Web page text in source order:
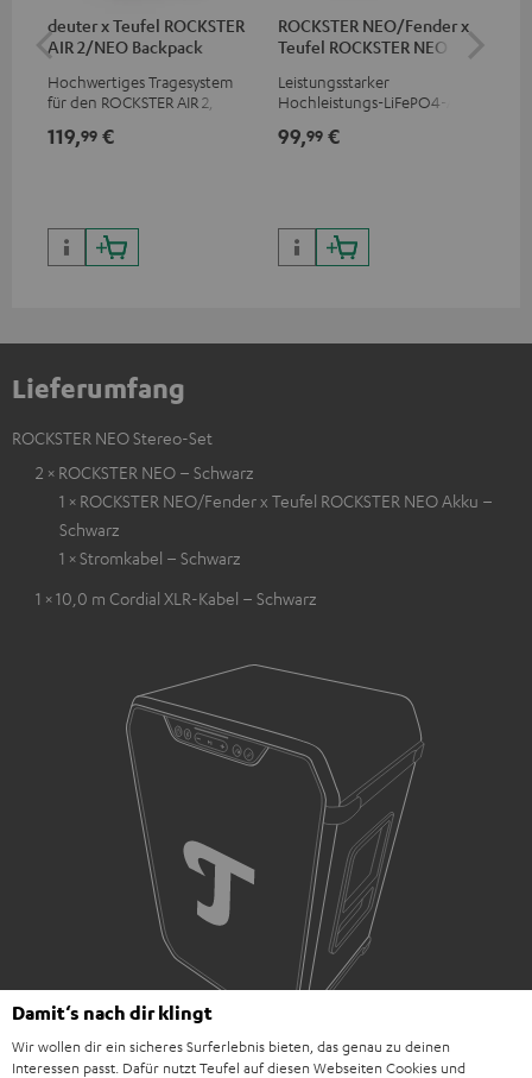
deuter x Teufel ROCKSTER
AIR 2/NEO Backpack
Hochwertiges Tragesystem
für den ROCKSTER AIR 2,
2, ROCKSTER NEO und
119,99 €
ROCKSTER NEO/Fender x
Teufel ROCKSTER NEO
Leistungsstarker
Hochleistungs-LiFePO4-Akku
ROCKSTER NEO und Fender x
99,99 €
Lieferumfang
ROCKSTER NEO Stereo-Set
2 × ROCKSTER NEO – Schwarz
1 × ROCKSTER NEO/Fender x Teufel ROCKSTER NEO Akku –
Schwarz
1 × Stromkabel – Schwarz
1 × 10,0 m Cordial XLR-Kabel – Schwarz
Damit‘s nach dir klingt
Wir wollen dir ein sicheres Surferlebnis bieten, das genau zu deinen
Interessen passt. Dafür nutzt Teufel auf diesen Webseiten Cookies und